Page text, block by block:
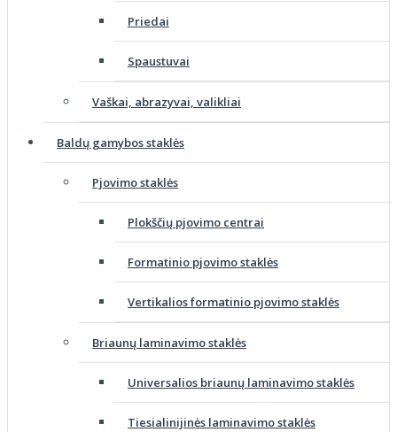
Priedai
Spaustuvai
Vaškai, abrazyvai, valikliai
Baldų gamybos staklės
Pjovimo staklės
Plokščių pjovimo centrai
Formatinio pjovimo staklės
Vertikalios formatinio pjovimo staklės
Briaunų laminavimo staklės
Universalios briaunų laminavimo staklės
Tiesialinijinės laminavimo staklės